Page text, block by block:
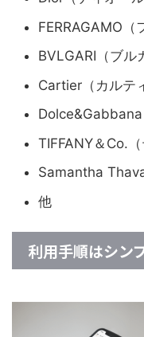
FERRAGAMO（
BVLGARI（ブル
Cartier（カルテ
Dolce&Gabbana
TIFFANY＆Co.（
Samantha
他
利用手順はシン